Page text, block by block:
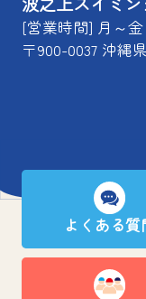
[営業時間] 月～金
〒900-0037 沖縄
よくある質